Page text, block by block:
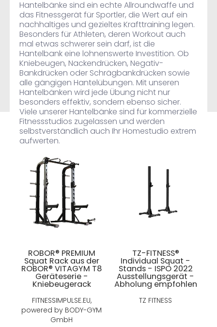
Hantelbänke sind ein echte Allroundwaffe und
das Fitnessgerät für Sportler, die Wert auf ein
nachhaltiges und gezieltes Krafttraining legen.
Besonders für Athleten, deren Workout auch
mal etwas schwerer sein darf, ist die
Hantelbank eine lohnenswerte Investition. Ob
Kniebeugen, Nackendrücken, Negativ-
Bankdrücken oder Schrägbankdrücken sowie
alle gängigen Hantelübungen. Mit unseren
Hantelbänken wird jede Übung nicht nur
besonders effektiv, sondern ebenso sicher.
Viele unserer Hantelbänke sind für kommerzielle
Fitnessstudios zugelassen und werden
selbstverständlich auch Ihr Homestudio extrem
aufwerten.
ROBOR® PREMIUM
Squat Rack aus der
ROBOR® VITAGYM T8
Geräteserie -
Kniebeugerack
FITNESSIMPULSE.EU,
powered by BODY-GYM
GmbH
TZ-FITNESS®
Individual Squat -
Stands - ISPO 2022
Ausstellungsgerät -
Abholung empfohlen
TZ FITNESS